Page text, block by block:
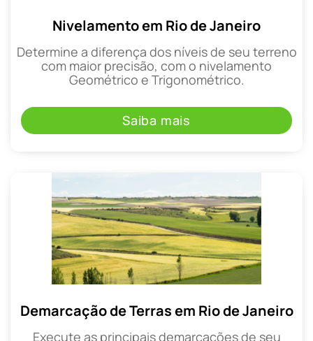
Nivelamento em Rio de Janeiro
Determine a diferença dos níveis de seu terreno
com maior precisão, com o nivelamento
Geométrico e Trigonométrico.
Saiba mais
Demarcação de Terras em Rio de Janeiro
Execute as principais demarcações de seu